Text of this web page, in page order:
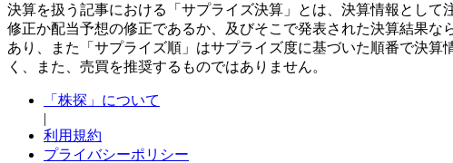
決算を扱う記事における「サプライズ決算」とは、決算情報とし
修正か配当予想の修正であるか、及びそこで発表された決算結果
あり、また「サプライズ順」はサプライズ度に基づいた順番で決
く、また、売買を推奨するものではありません。
「株探」について
|
利用規約
プライバシーポリシー